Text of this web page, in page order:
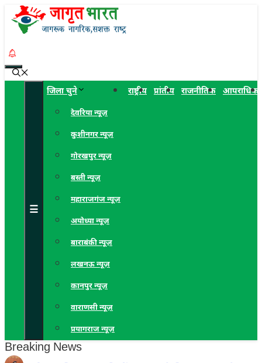
Skip
to
Menu
☰
जिला चुने
देवरिया न्यूज़
कुशीनगर न्यूज़
गोरखपुर न्यूज़
बस्ती न्यूज़
महाराजगंज न्यूज़
अयोध्या न्यूज़
बाराबंकी न्यूज़
लखनऊ न्यूज़
कानपुर न्यूज़
वाराणसी न्यूज़
प्रयागराज न्यूज़
राष्ट्रीय प्रांतीय राजनीतिक आपराधिक
Breaking News